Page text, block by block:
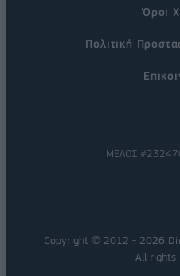
Όροι
Πολιτική
ΜΕΛΟΣ
Copyright © 2012 - 2026
All rights